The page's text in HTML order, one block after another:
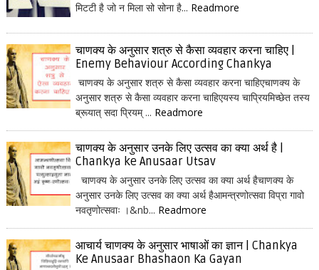
मिटटी है जो न मिला सो सोना है... Readmore
चाणक्य के अनुसार शत्रु से कैसा व्यवहार करना चाहिए |
Enemy Behaviour According Chankya
चाणक्य के अनुसार शत्रु से कैसा व्यवहार करना चाहिएचाणक्य के
अनुसार शत्रु से कैसा व्यवहार करना चाहिएयस्य चाप्रियमिच्छेत तस्य
ब्रूयात् सदा प्रियम् ... Readmore
चाणक्य के अनुसार उनके लिए उत्सव का क्या अर्थ है |
Chankya ke Anusaar Utsav
चाणक्य के अनुसार उनके लिए उत्सव का क्या अर्थ हैचाणक्य के
अनुसार उनके लिए उत्सव का क्या अर्थ हैआमन्त्रणोत्सवा विप्रा गावो
नवतृणोत्सवाः ।&nb... Readmore
आचार्य चाणक्य के अनुसार भाषाओं का ज्ञान | Chankya
Ke Anusaar Bhashaon Ka Gayan